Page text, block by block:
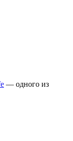
— одного из